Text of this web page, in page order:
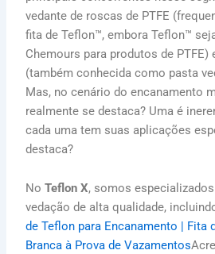
vedante de roscas de PTFE
fita de Teflon™, embora Teflon™
Chemours para produtos de PTFE)
(também conhecida como pasta
Mas, no cenário do encanamento
realmente se destaca? Uma é
cada uma tem suas aplicações
destaca?
NoTeflon X, somos
vedação de alta qualidade,
de Teflon para Encanamento | Fita
Branca à Prova de Vazamentos